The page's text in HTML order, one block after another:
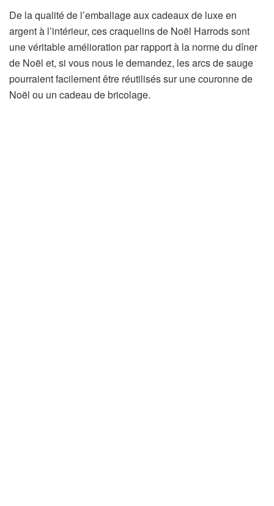
De la qualité de l’emballage aux cadeaux de luxe en
argent à l’intérieur, ces craquelins de Noël Harrods sont
une véritable amélioration par rapport à la norme du dîner
de Noël et, si vous nous le demandez, les arcs de sauge
pourraient facilement être réutilisés sur une couronne de
Noël ou un cadeau de bricolage.